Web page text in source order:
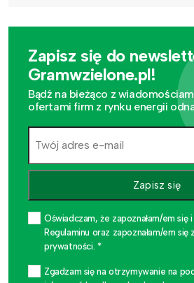
Zapisz się do
Gramwzielone.pl!
Bądź na bieżąco z
ofertami firm z rynku energii
Zapisz się
Oświadczam, że zapoznałam/em
Regulaminu oraz zapoznałam/em się
prywatności. *
Zgadzam się na otrzymywanie na